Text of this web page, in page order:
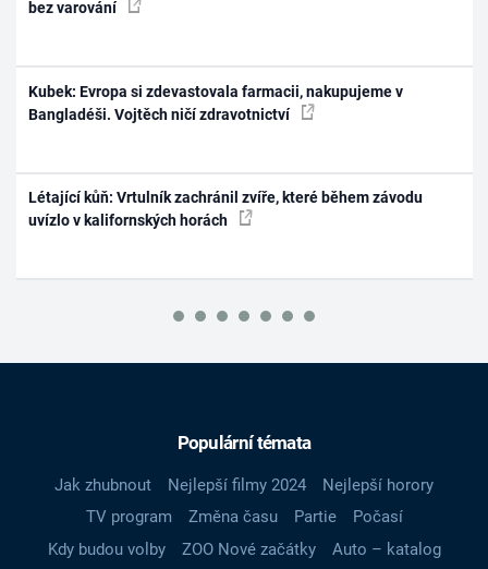
bez varování
Kubek: Evropa si zdevastovala farmacii, nakupujeme v
Bangladéši. Vojtěch ničí zdravotnictví
Létající kůň: Vrtulník zachránil zvíře, které během závodu
uvízlo v kalifornských horách
Populární témata
Jak zhubnout Nejlepší filmy 2024
Nejlepší horory
TV program
Změna času Partie
Počasí
Kdy budou volby
ZOO Nové začátky
Auto – katalog